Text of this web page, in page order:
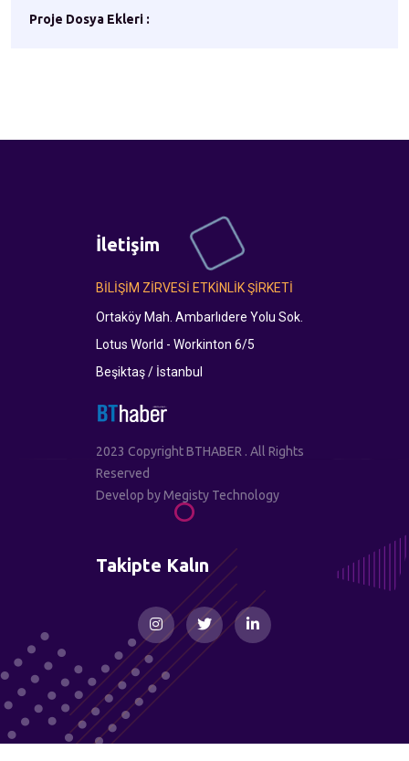
Proje Dosya Ekleri :
İletişim
BİLİŞİM ZİRVESİ ETKİNLİK ŞİRKETİ
Ortaköy Mah. Ambarlıdere Yolu Sok.
Lotus World - Workinton 6/5
Beşiktaş / İstanbul
2023 Copyright BTHABER . All Rights
Reserved
Develop byMegisty Technology
Takipte Kalın